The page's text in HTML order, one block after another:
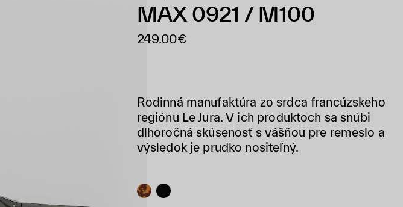
MAX 0921 / M100
249.00€
Rodinná manufaktúra zo srdca francúzskeho
regiónu Le Jura. V ich produktoch sa snúbi
dlhoročná skúsenosť s vášňou pre remeslo a
výsledok je prudko nositeľný.